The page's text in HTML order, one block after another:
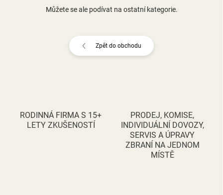
Můžete se ale podívat na ostatní kategorie.
Zpět do obchodu
RODINNÁ FIRMA S 15+
LETY ZKUŠENOSTÍ
PRODEJ, KOMISE,
INDIVIDUÁLNÍ DOVOZY,
SERVIS A ÚPRAVY
ZBRANÍ NA JEDNOM
MÍSTĚ